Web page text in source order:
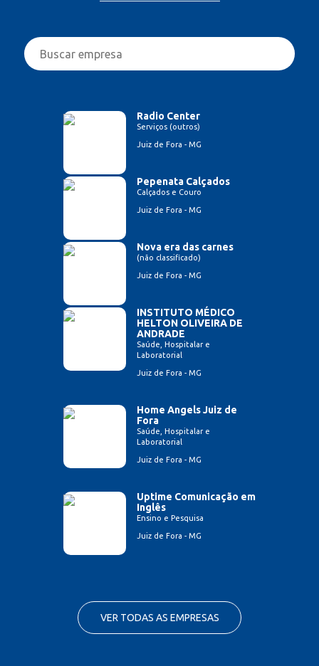
Radio Center
Serviços (outros)
Juiz de Fora - MG
Pepenata Calçados
Calçados e Couro
Juiz de Fora - MG
Nova era das carnes
(não classificado)
Juiz de Fora - MG
INSTITUTO MÉDICO
HELTON OLIVEIRA DE
ANDRADE
Saúde, Hospitalar e
Laboratorial
Juiz de Fora - MG
Home Angels Juiz de
Fora
Saúde, Hospitalar e
Laboratorial
Juiz de Fora - MG
Uptime Comunicação em
Inglês
Ensino e Pesquisa
Juiz de Fora - MG
VER TODAS AS EMPRESAS